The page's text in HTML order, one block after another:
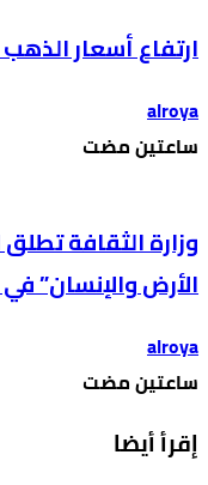
ارتفاع أسعار
alroya
‫‫‫‏‫ساعتين مضت‬
وزارة الثقافة
الأرض والإنسان”
alroya
‫‫‫‏‫ساعتين مضت‬
إقرأ أيضا